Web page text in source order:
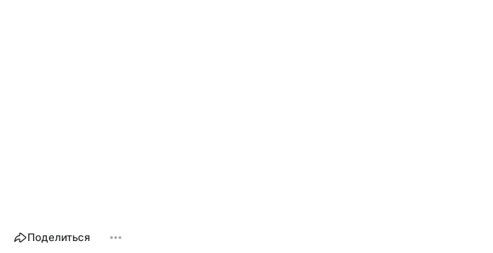
Поделиться